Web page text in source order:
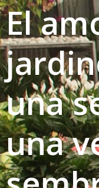
El
una
una